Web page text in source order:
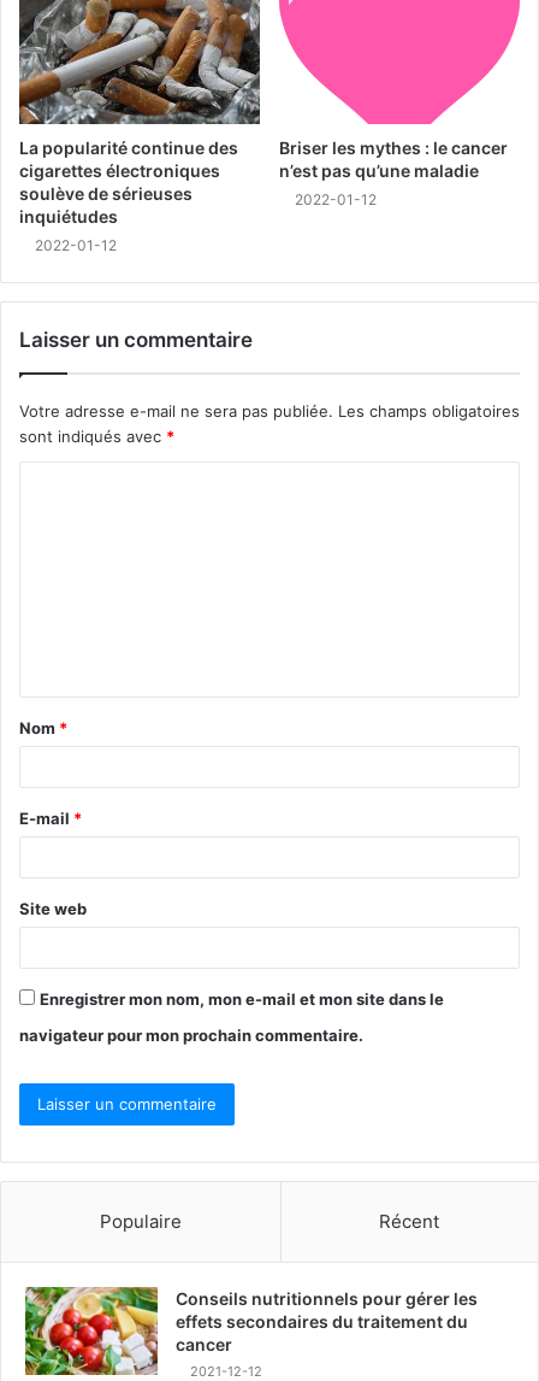
La popularité continue des
cigarettes électroniques
soulève de sérieuses
inquiétudes
2022-01-12
Briser les mythes : le cancer
n’est pas qu’une maladie
2022-01-12
Laisser un commentaire
Votre adresse e-mail ne sera pas publiée. Les champs obligatoires
sont indiqués avec *
Nom *
E-mail *
Site web
Enregistrer mon nom, mon e-mail et mon site dans le
navigateur pour mon prochain commentaire.
Populaire Récent
Conseils nutritionnels pour gérer les
effets secondaires du traitement du
cancer
2021-12-12